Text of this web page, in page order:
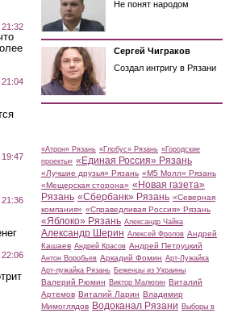
Не понят народом
Сергей Чиграков
Создал интригу в Рязани
«Атрон» Рязань «Глобус» Рязань «Городские
проекты» «Единая Россия» Рязань
«Лучшие друзья» Рязань «М5 Молл» Рязань
«Мещерская сторона» «Новая газета»
Рязань «Сбербанк» Рязань «Северная
компания» «Справедливая Россия» Рязань
«Яблоко» Рязань Александр Чайка
Александр Шерин Алексей Фролов Андрей
Кашаев Андрей Красов Андрей Петруцкий
Антон Воробьев Аркадий Фомин Арт-Лужайка
Арт-лужайка Рязань Беженцы из Украины
Валерий Рюмин Виктор Малюгин Виталий
Артемов Виталий Ларин Владимир
Мимоглядов Водоканал Рязани Выборы в